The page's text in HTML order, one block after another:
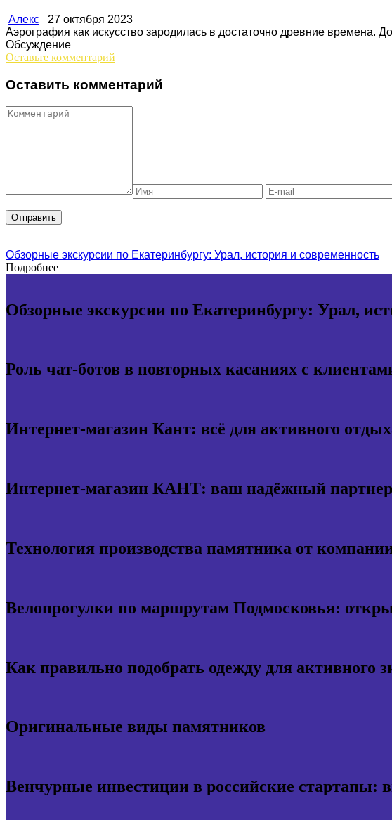
Алекс 27 октября 2023
Аэрография как искусство зародилась в достаточно древние времена.
Обсуждение
Оставьте комментарий
Оставить комментарий
Обзорные экскурсии по Екатеринбургу: Урал, история и современность
Подробнее
Обзорные экскурсии по Екатеринбургу: Урал,
Роль чат-ботов в повторных касаниях с
Интернет-магазин Кант: всё для активного
Интернет-магазин КАНТ: ваш надёжный партнер
Технология производства памятника от
Велопрогулки по маршрутам Подмосковья:
Как правильно подобрать одежду для активного
Оригинальные виды памятников
Венчурные инвестиции в российские стартапы: